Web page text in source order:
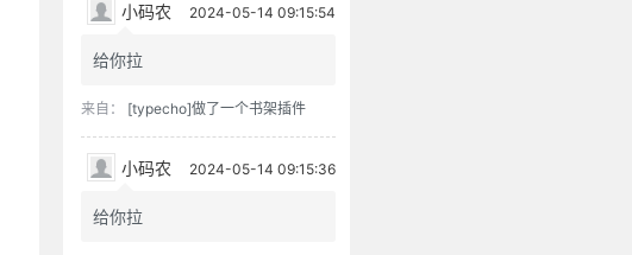
小码农 2024-05-14 09:15:54
给你拉
来自： [typecho]做了一个书架插件
小码农 2024-05-14 09:15:36
给你拉